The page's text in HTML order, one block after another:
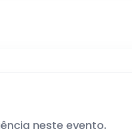
neste evento.